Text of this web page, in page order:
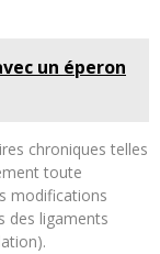
un éperon
chroniques telles
toute
modifications
des ligaments